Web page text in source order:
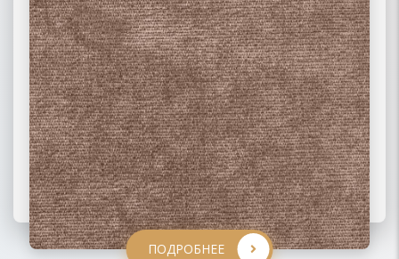
ПОДРОБНЕЕ
ПОДРОБНЕЕ
ПОДРОБНЕЕ
ПОДРОБНЕЕ